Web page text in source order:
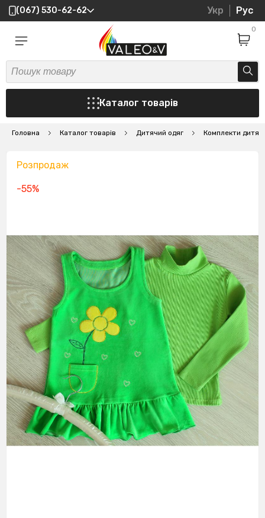
(067) 530-62-62 Укр Рус
0
Каталог товарів
Головна Каталог товарів Дитячий одяг Комплекти дитячі
Розпродаж
-55%